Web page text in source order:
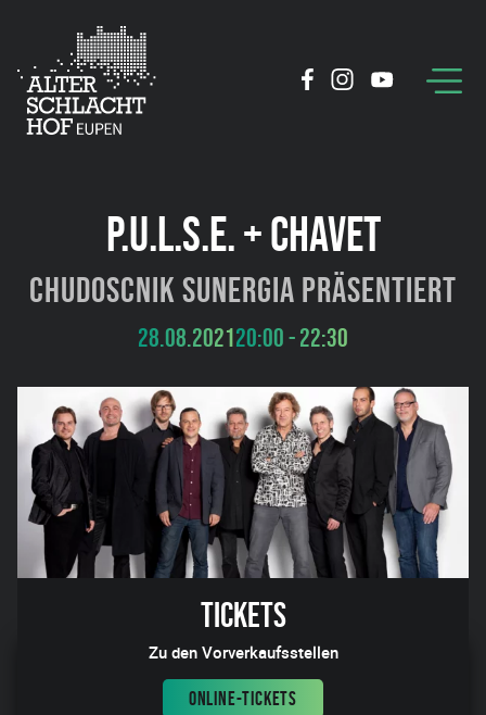
P.U.L.S.E. + CHAVET
Chudoscnik Sunergia präsentiert
28.08.202120:00 - 22:30
Tickets
Zu den Vorverkaufsstellen
ONLINE-TICKETS